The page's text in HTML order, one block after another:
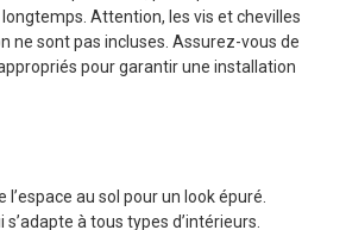
Attention, les vis et chevilles
ne sont pas incluses. Assurez-vous de
pour garantir une installation
l’espace au sol pour un look épuré.
à tous types d’intérieurs.